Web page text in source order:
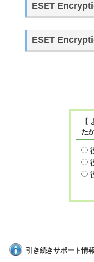
ESET
ESET
【
た
引き続きサポート情